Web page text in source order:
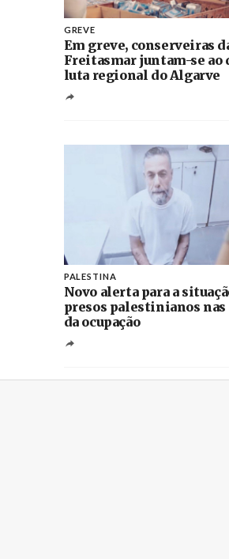
GREVE
Em greve, conserveiras
Freitasmar juntam-se ao
luta regional do Algarve
PALESTINA
Novo alerta para a
presos palestinianos nas
da ocupação